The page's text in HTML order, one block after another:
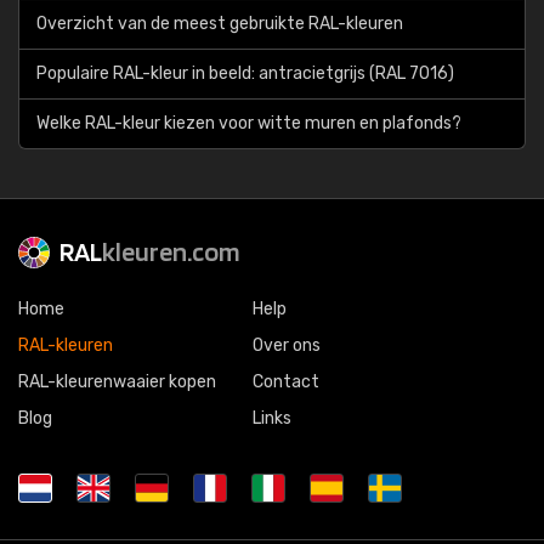
Overzicht van de meest gebruikte RAL-kleuren
Populaire RAL-kleur in beeld: antracietgrijs (RAL 7016)
Welke RAL-kleur kiezen voor witte muren en plafonds?
RALkleuren.com
Home
RAL-kleuren
RAL-kleurenwaaier kopen
Blog
Help
Over ons
Contact
Links